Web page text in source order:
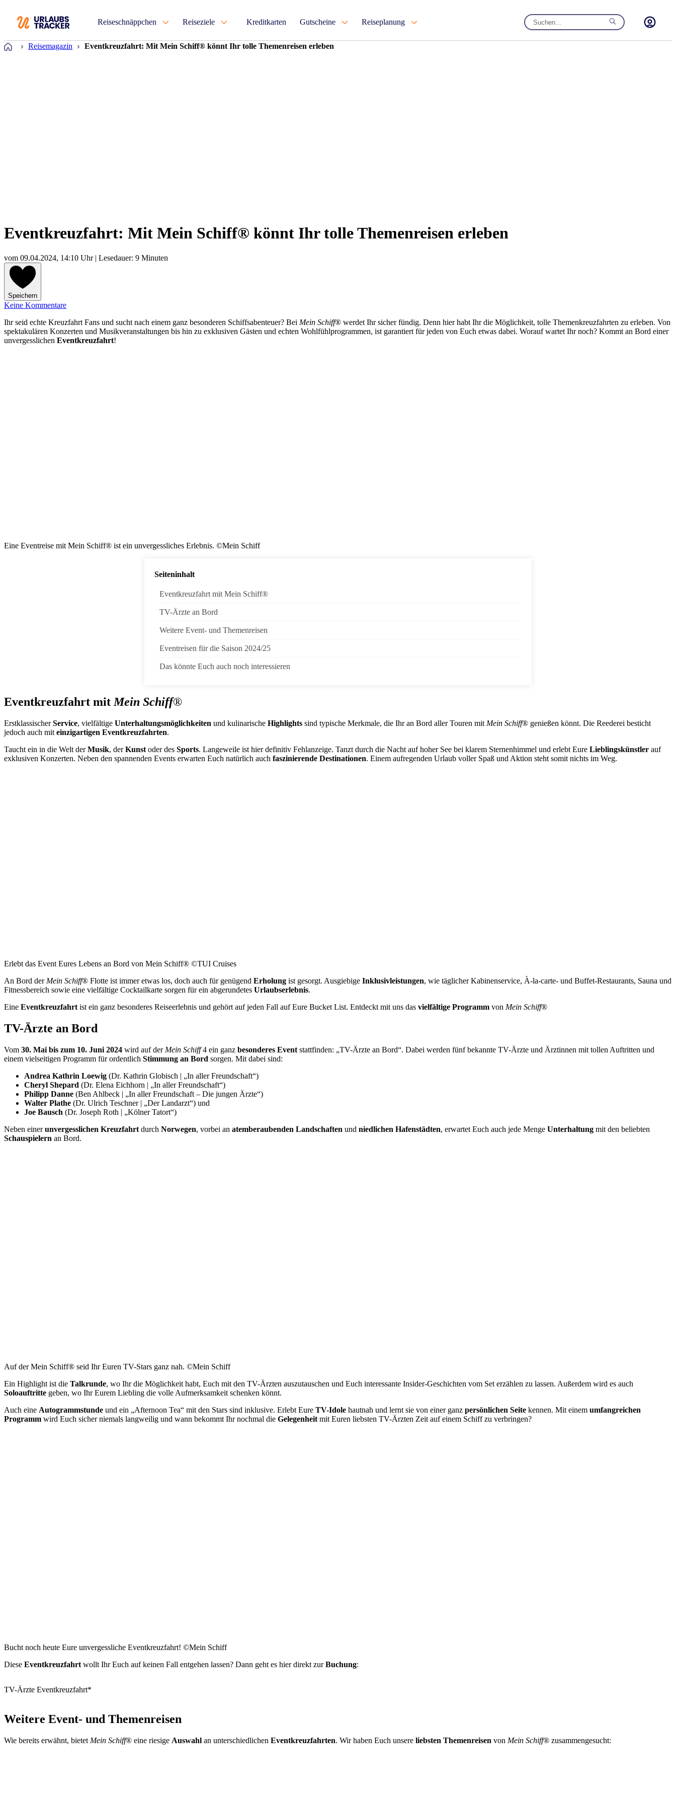
Reiseschnäppchen Reiseziele Kreditkarten Gutscheine Reiseplanung
Startseite
Reisemagazin Eventkreuzfahrt: Mit Mein Schiff® könnt Ihr tolle Themenreisen erleben
Eventkreuzfahrt: Mit Mein Schiff® könnt Ihr tolle Themenreisen erleben
vom 09.04.2024, 14:10 Uhr| Lesedauer: 9 Minuten
Speichern
Keine Kommentare
Ihr seid echte Kreuzfahrt Fans und sucht nach einem ganz besonderen Schiffsabenteuer? Bei Mein Schiff® werdet Ihr sicher fündig. Denn hier habt Ihr die Möglichkeit, tolle Themenkreuzfahrten zu erleben. Von
spektakulären Konzerten und Musikveranstaltungen bis hin zu exklusiven Gästen und echten Wohlfühlprogrammen, ist garantiert für jeden von Euch etwas dabei. Worauf wartet Ihr noch? Kommt an Bord einer
unvergesslichen Eventkreuzfahrt!
Eine Eventreise mit Mein Schiff® ist ein unvergessliches Erlebnis. ©Mein Schiff
Seiteninhalt
Eventkreuzfahrt mit Mein Schiff®
TV-Ärzte an Bord
Weitere Event- und Themenreisen
Eventreisen für die Saison 2024/25
Das könnte Euch auch noch interessieren
Eventkreuzfahrt mit Mein Schiff®
ErstklassischerService, vielfältige Unterhaltungsmöglichkeiten und kulinarische Highlights sind typische Merkmale, die Ihr an Bord aller Touren mit Mein Schiff® genießen könnt. Die Reederei besticht
jedoch auch mit einzigartigen Eventkreuzfahrten.
Taucht ein in die Welt derMusik, derKunst oder des Sports. Langeweile ist hier definitiv Fehlanzeige. Tanzt durch die Nacht auf hoher See bei klarem Sternenhimmel und erlebt Eure Lieblingskünstler auf
exklusiven Konzerten. Neben den spannenden Events erwarten Euch natürlich auch faszinierende Destinationen. Einem aufregenden Urlaub voller Spaß und Aktion steht somit nichts im Weg.
Erlebt das Event Eures Lebens an Bord von Mein Schiff® ©TUI Cruises
An Bord der Mein Schiff® Flotte ist immer etwas los, doch auch für genügend Erholung ist gesorgt. Ausgiebige Inklusivleistungen, wie täglicher Kabinenservice, À-la-carte- und Buffet-Restaurants, Sauna und
Fitnessbereich sowie eine vielfältige Cocktailkarte sorgen für ein abgerundetes Urlaubserlebnis.
Eine Eventkreuzfahrt ist ein ganz besonderes Reiseerlebnis und gehört auf jeden Fall auf Eure Bucket List. Entdeckt mit uns das vielfältige Programm von Mein Schiff®
TV-Ärzte an Bord
Vom 30. Mai bis zum 10. Juni 2024 wird auf der Mein Schiff4 ein ganz besonderes Event stattfinden: „TV-Ärzte an Bord“. Dabei werden fünf bekannte TV-Ärzte und Ärztinnen mit tollen Auftritten und
einem vielseitigen Programm für ordentlich Stimmung an Bord sorgen. Mit dabei sind:
Andrea Kathrin Loewig (Dr. Kathrin Globisch | „In aller Freundschaft“)
Cheryl Shepard (Dr. Elena Eichhorn | „In aller Freundschaft“)
Philipp Danne (Ben Ahlbeck | „In aller Freundschaft – Die jungen Ärzte“)
Walter Plathe (Dr. Ulrich Teschner | „Der Landarzt“) und
Joe Bausch (Dr. Joseph Roth | „Kölner Tatort“)
Neben einerunvergesslichen Kreuzfahrt durch Norwegen, vorbei an atemberaubenden Landschaften und niedlichen Hafenstädten, erwartet Euch auch jede Menge Unterhaltung mit den beliebten
Schauspielern an Bord.
Auf der Mein Schiff® seid Ihr Euren TV-Stars ganz nah. ©Mein Schiff
Ein Highlight ist die Talkrunde, wo Ihr die Möglichkeit habt, Euch mit den TV-Ärzten auszutauschen und Euch interessante Insider-Geschichten vom Set erzählen zu lassen. Außerdem wird es auch
Soloauftritte geben, wo Ihr Eurem Liebling die volle Aufmerksamkeit schenken könnt.
Auch eine Autogrammstunde und ein „Afternoon Tea“ mit den Stars sind inklusive. Erlebt Eure TV-Idole hautnah und lernt sie von einer ganz persönlichen Seite kennen. Mit einem umfangreichen
Programm wird Euch sicher niemals langweilig und wann bekommt Ihr nochmal die Gelegenheit mit Euren liebsten TV-Ärzten Zeit auf einem Schiff zu verbringen?
Bucht noch heute Eure unvergessliche Eventkreuzfahrt! ©Mein Schiff
Diese Eventkreuzfahrt wollt Ihr Euch auf keinen Fall entgehen lassen? Dann geht es hier direkt zurBuchung:
TV-Ärzte Eventkreuzfahrt*
Weitere Event- und Themenreisen
Wie bereits erwähnt, bietet Mein Schiff® eine riesige Auswahl an unterschiedlichen Eventkreuzfahrten. Wir haben Euch unsere liebsten Themenreisen von Mein Schiff® zusammengesucht: